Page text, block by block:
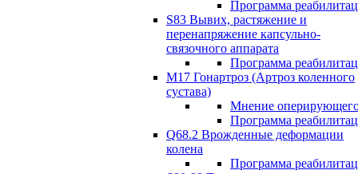
Программа
S83 Вывих, растяжение и
перенапряжение капсульно-
связочного аппарата
Программа
М17 Гонартроз (Артроз коленного
сустава)
Мнение
Программа
Q68.2 Врожденные деформации
колена
Программа